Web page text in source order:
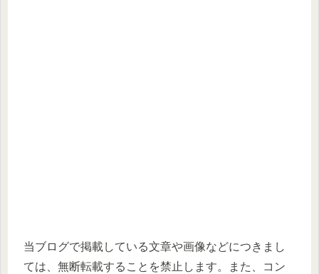
当ブログで掲載している文章や画像などにつきまし
ては、無断転載することを禁止します。また、コン